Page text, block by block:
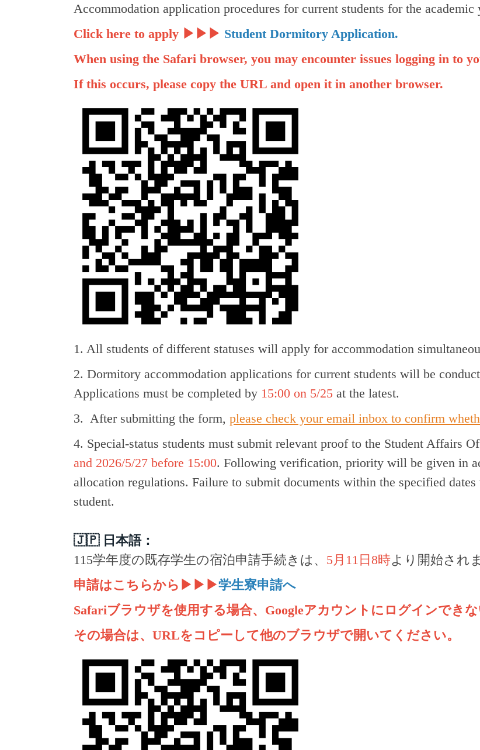
Accommodation application procedures for current students for the
Click here to apply ▶▶▶ Student Dormitory Application.
When using the Safari browser, you may encounter issues logging in to
If this occurs, please copy the URL and open it in another browser.
1. All students of different statuses will apply for accommodation
2. Dormitory accommodation applications for current students will be
Applications must be completed by 15:00 on 5/25 at the latest.
3. After submitting the form, please check your email inbox to confirm
4. Special-status students must submit relevant proof to the Student Affairs
and 2026/5/27 before 15:00. Following verification, priority will be given in
allocation regulations. Failure to submit documents within the specified
student.
🇯🇵 日本語：
115学年度の既存学生の宿泊申請手続きは、 5月11日8時より開始され
申請はこちらから ▶▶▶学生寮申請へ
Safariブラウザを使用する場合、Googleアカウントにログインできな
その場合は、URLをコピーして他のブラウザで開いてください。